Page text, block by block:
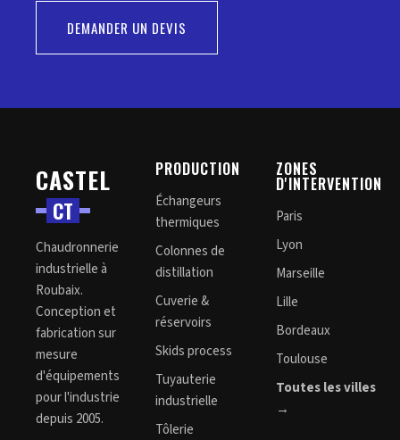
DEMANDER UN DEVIS
CASTEL
CT
Chaudronnerie
industrielle à
Roubaix.
Conception et
fabrication sur
mesure
d'équipements
pour l'industrie
depuis 2005.
PRODUCTION
Échangeurs
thermiques
Colonnes de
distillation
Cuverie &
réservoirs
Skids process
Tuyauterie
industrielle
Tôlerie
ZONES
D'INTERVENTION
Paris
Lyon
Marseille
Lille
Bordeaux
Toulouse
Toutes les villes
→